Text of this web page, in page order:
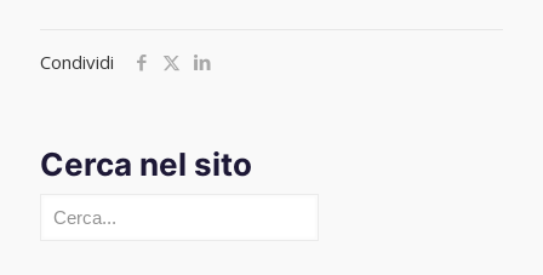
Condividi
Cerca nel sito
Cerca